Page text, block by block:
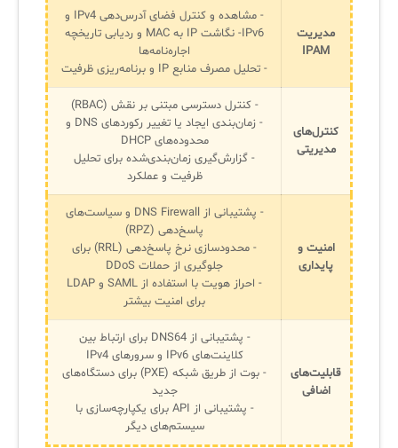
مدیریت
IPAM
- مشاهده و کنترل فضای آدرس‌دهی IPv4 و
IPv6- نگاشت IP به MAC و ردیابی تاریخچه
اجاره‌نامه‌ها
- تحلیل مصرف منابع IP و برنامه‌ریزی ظرفیت
کنترل‌های
مدیریتی
- کنترل دسترسی مبتنی بر نقش (RBAC)
- زمان‌بندی ایجاد یا تغییر رکوردهای DNS و
محدوده‌های DHCP
- گزارش‌گیری زمان‌بندی‌شده برای تحلیل
ظرفیت و عملکرد
امنیت و
پایداری
- پشتیبانی از DNS Firewall و سیاست‌های
پاسخ‌دهی (RPZ)
- محدودسازی نرخ پاسخ‌دهی (RRL) برای
جلوگیری از حملات DDoS
- احراز هویت با استفاده از SAML و LDAP
برای امنیت بیشتر
قابلیت‌های
اضافی
- پشتیبانی از DNS64 برای ارتباط بین
کلاینت‌های IPv6 و سرورهای IPv4
- بوت از طریق شبکه (PXE) برای دستگاه‌های
جدید
- پشتیبانی از API برای یکپارچه‌سازی با
سیستم‌های دیگر
✧
سلف سرویس کاربران
سامانه مدیریت دارایی‌ها [Asset Explorer]
سامانه مدیریت پشتیبانی مشتریان
DDI
◉
ManageEngine Malware Protection Plus
سامانه مدیریت دسترسی ممتاز
سامانه مدیریت و مانیتورینگ شبکه
سامانه آزمون آنلاین